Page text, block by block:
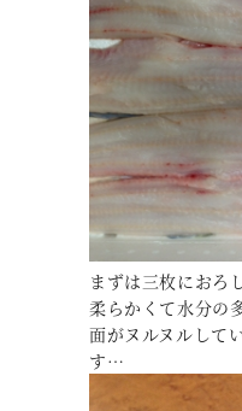
まずは三枚におろ
柔らかくて水分の
面がヌルヌルして
す…